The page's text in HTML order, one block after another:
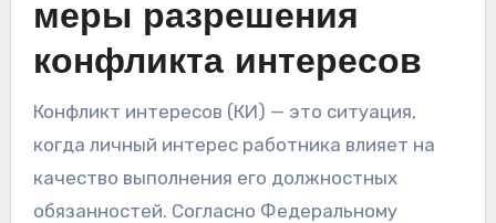
меры разрешения
конфликта интересов
Конфликт интересов (КИ) — это ситуация,
когда личный интерес работника влияет на
качество выполнения его должностных
обязанностей. Согласно Федеральному